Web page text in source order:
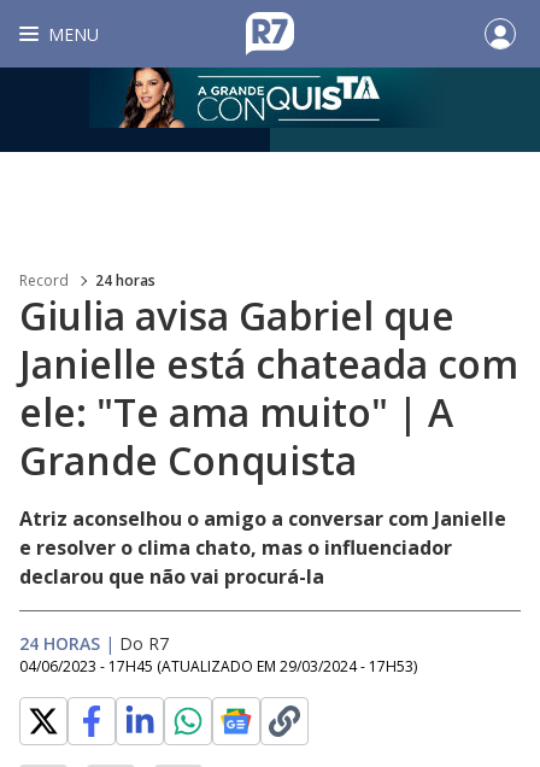
MENU
Record 24 horas
Giulia avisa Gabriel que
Janielle está chateada com
ele: "Te ama muito" | A
Grande Conquista
Atriz aconselhou o amigo a conversar com Janielle
e resolver o clima chato, mas o influenciador
declarou que não vai procurá-la
24 HORAS | Do R7
04/06/2023 - 17H45 (ATUALIZADO EM 29/03/2024 - 17H53)